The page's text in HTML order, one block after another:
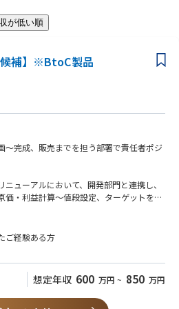
が低い順
候補】※BtoC製品
完成、販売までを担う部署で責任者ポジ
ューアルにおいて、開発部門と連携し、
価・利益計算～値段設定、ターゲットを選
計画実施まで一気通貫でご担当いただく
ご経験ある方
想定年収 600 万円 ~ 850 万円